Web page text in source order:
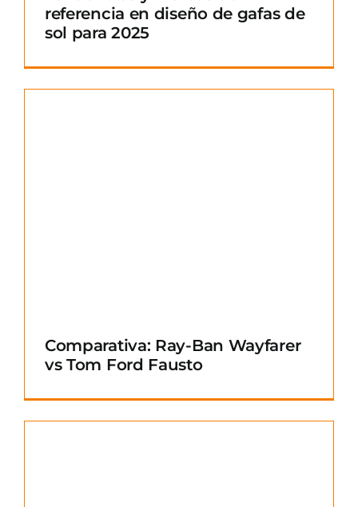
referencia en diseño de gafas de
sol para 2025
Comparativa: Ray-Ban Wayfarer
vs Tom Ford Fausto